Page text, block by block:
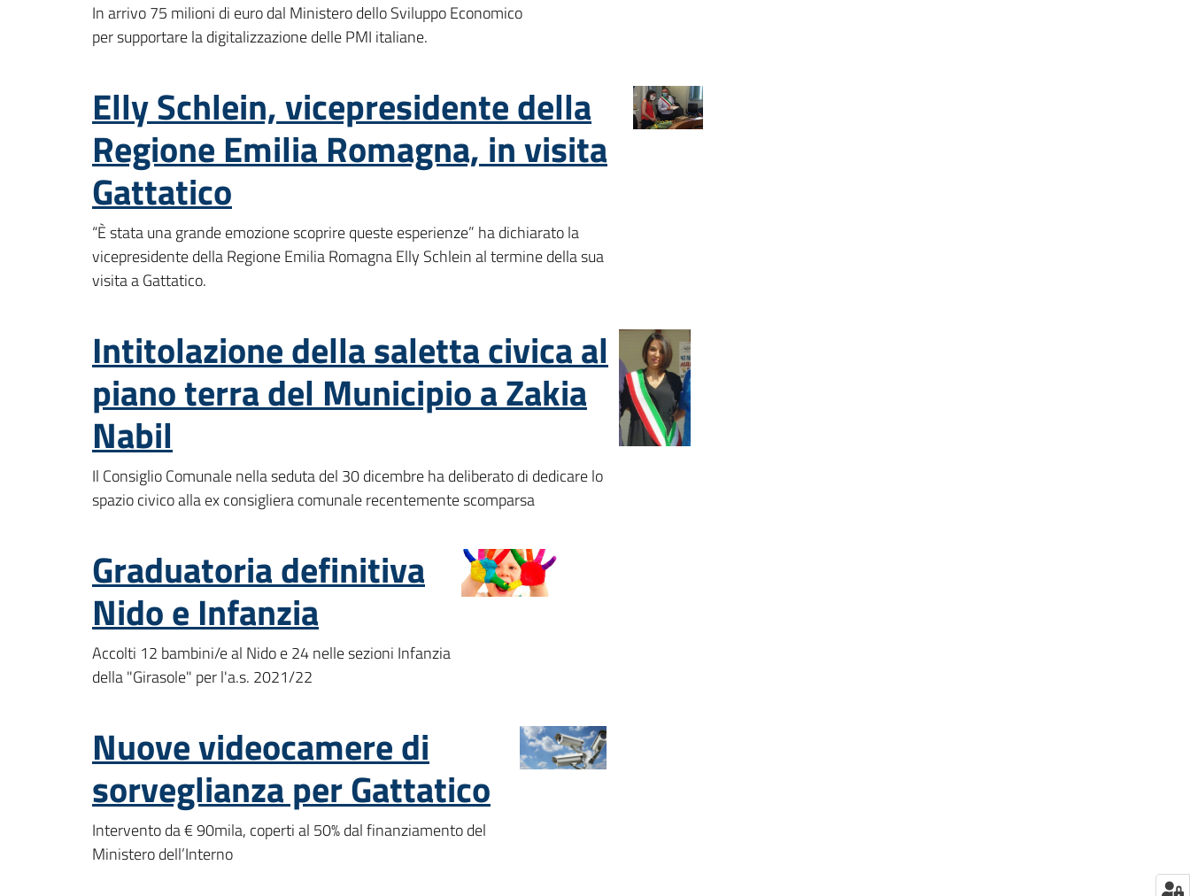
In arrivo 75 milioni di euro dal Ministero dello Sviluppo Economico
per supportare la digitalizzazione delle PMI italiane.
Elly Schlein, vicepresidente della
Regione Emilia Romagna, in visita
Gattatico
“È stata una grande emozione scoprire queste esperienze” ha dichiarato la
vicepresidente della Regione Emilia Romagna Elly Schlein al termine della sua
visita a Gattatico.
Intitolazione della saletta civica al
piano terra del Municipio a Zakia
Nabil
Il Consiglio Comunale nella seduta del 30 dicembre ha deliberato di dedicare lo
spazio civico alla ex consigliera comunale recentemente scomparsa
Graduatoria definitiva
Nido e Infanzia
Accolti 12 bambini/e al Nido e 24 nelle sezioni Infanzia
della "Girasole" per l'a.s. 2021/22
Nuove videocamere di
sorveglianza per Gattatico
Intervento da € 90mila, coperti al 50% dal finanziamento del
Ministero dell’Interno